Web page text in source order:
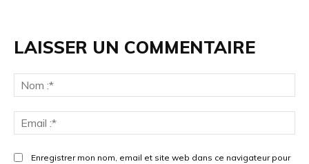
LAISSER UN COMMENTAIRE
:*
:*
Enregistrer mon nom, email et site web dans ce navigateur pour